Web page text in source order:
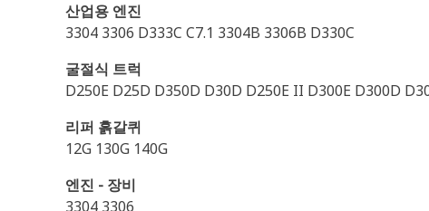
산업용 엔진
3304 3306 D333C C7.1 3304B 3306B D330C
굴절식 트럭
D250E D25D D350D D30D D250E II D300E D300D
리퍼 흙갈퀴
12G 130G 140G
엔진 - 장비
3304 3306